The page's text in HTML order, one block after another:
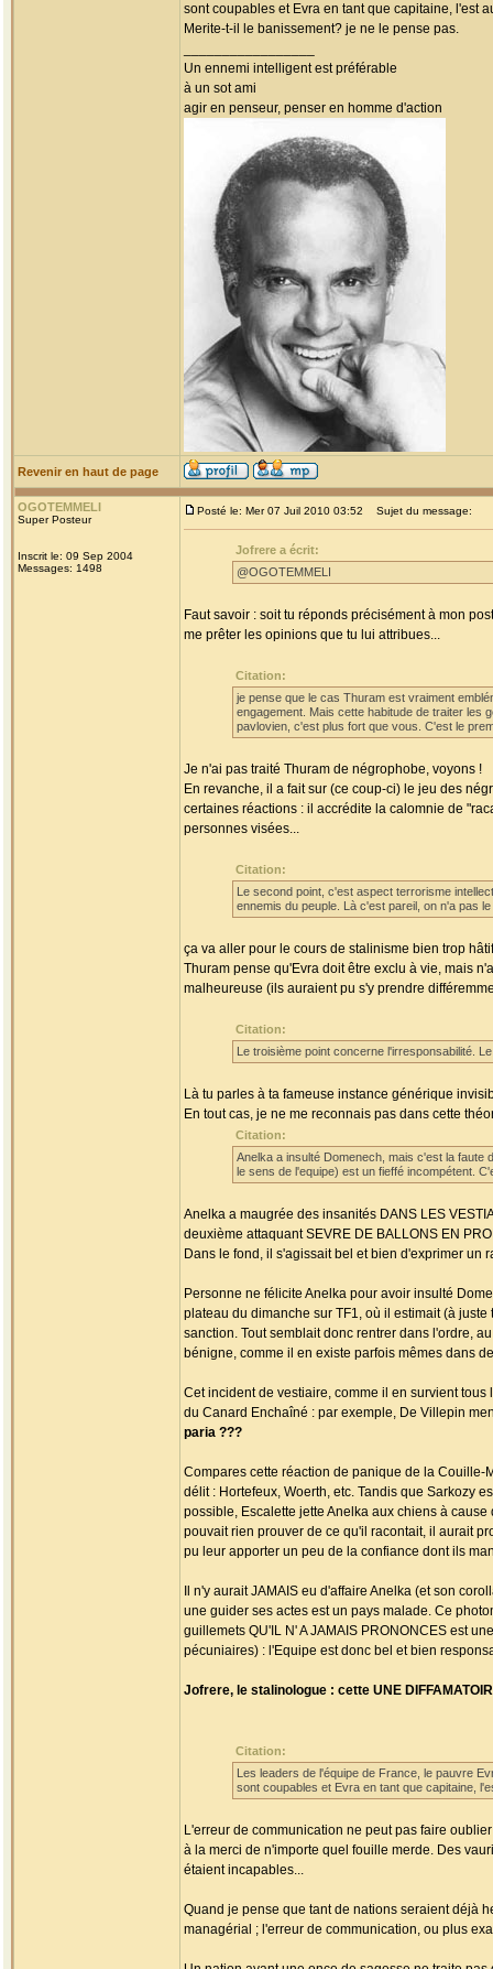
sont coupables et Evra en tant que capitaine, l'est
Merite-t-il le banissement? je ne le pense pas.
Un ennemi intelligent est préférable
à un sot ami
agir en penseur, penser en homme d'action
Revenir en haut de page
OGOTEMMELI
Super Posteur
Inscrit le: 09 Sep 2004
Messages: 1498
Posté le: Mer 07 Juil 2010 03:52 Sujet du message:
Jofrere a écrit:
@OGOTEMMELI
Faut savoir : soit tu réponds précisément à mon
me prêter les opinions que tu lui attribues...
Citation:
je pense que le cas Thuram est vraiment
engagement. Mais cette habitude de traiter les
pavlovien, c'est plus fort que vous. C'est le
Je n'ai pas traité Thuram de négrophobe, voyons !
En revanche, il a fait sur (ce coup-ci) le jeu des
certaines réactions : il accrédite la calomnie de
personnes visées...
Citation:
Le second point, c'est aspect terrorisme
ennemis du peuple. Là c'est pareil, on n'a pas
ça va aller pour le cours de stalinisme bien trop
Thuram pense qu'Evra doit être exclu à vie, mais
malheureuse (ils auraient pu s'y prendre
Citation:
Le troisième point concerne l'irresponsabilité.
Là tu parles à ta fameuse instance générique
En tout cas, je ne me reconnais pas dans cette
Citation:
Anelka a insulté Domenech, mais c'est la faute
le sens de l'equipe) est un fieffé incompétent.
Anelka a maugrée des insanités DANS LES
deuxième attaquant SEVRE DE BALLONS EN
Dans le fond, il s'agissait bel et bien d'exprimer
Personne ne félicite Anelka pour avoir insulté
plateau du dimanche sur TF1, où il estimait (à
sanction. Tout semblait donc rentrer dans l'ordre,
bénigne, comme il en existe parfois mêmes dans
Cet incident de vestiaire, comme il en survient
du Canard Enchaîné : par exemple, De Villepin
paria ???
Compares cette réaction de panique de la Couille-
délit : Hortefeux, Woerth, etc. Tandis que Sarkozy
possible, Escalette jette Anelka aux chiens à
pouvait rien prouver de ce qu'il racontait, il aurait
pu leur apporter un peu de la confiance dont ils
Il n'y aurait JAMAIS eu d'affaire Anelka (et son
une guider ses actes est un pays malade. Ce
guillemets QU'IL N' A JAMAIS PRONONCES est
pécuniaires) : l'Equipe est donc bel et bien
Jofrere, le stalinologue : cette UNE
Citation:
Les leaders de l'équipe de France, le pauvre
sont coupables et Evra en tant que capitaine,
L'erreur de communication ne peut pas faire
à la merci de n'importe quel fouille merde. Des
étaient incapables...
Quand je pense que tant de nations seraient déjà
managérial ; l'erreur de communication, ou plus